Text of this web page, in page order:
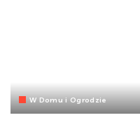
W Domu i Ogrodzie